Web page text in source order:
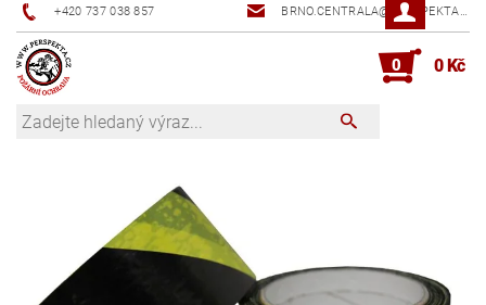
+420 737 038 857 BRNO.CENTRALA@PERSPEKTA.CZ
0 0 Kč